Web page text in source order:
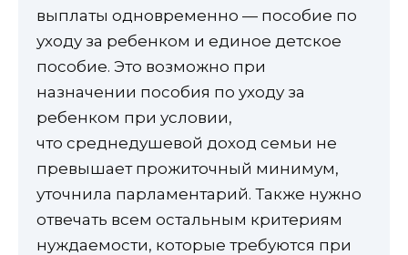
выплаты одновременно — пособие по
уходу за ребенком и единое детское
пособие. Это возможно при
назначении пособия по уходу за
ребенком при условии,
что среднедушевой доход семьи не
превышает прожиточный минимум,
уточнила парламентарий. Также нужно
отвечать всем остальным критериям
нуждаемости, которые требуются при